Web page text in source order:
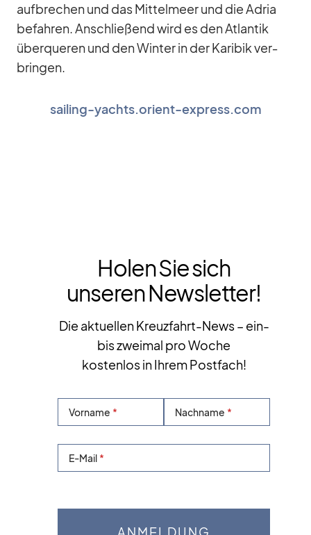
auf­bre­chen und das Mit­tel­meer und die Adria
be­fah­ren. An­schlie­ßend wird es den At­lan­tik
über­que­ren und den Win­ter in der Ka­ri­bik ver­
brin­gen.
sailing-yachts.orient-express.com
Holen Sie sich
unseren Newsletter!
Die aktuellen Kreuzfahrt-News – ein-
bis zweimal pro Woche
kostenlos in Ihrem Postfach!
Vorname Nachname
E-Mail